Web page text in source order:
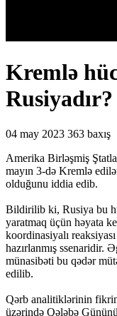
Kremlə
Rusiyadır?
04 may 2023 363 baxış
Amerika Birləşmiş
mayın 3-də Kremlə
olduğunu iddia edib.
Bildirilib ki, Rusiya bu
yaratmaq üçün həyata
koordinasiyalı
hazırlanmış ssenaridir.
münasibəti bu qədər
edilib.
Qərb analitiklərinin
üzərində Qələbə